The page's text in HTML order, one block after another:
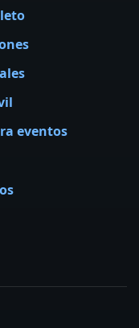
eventos